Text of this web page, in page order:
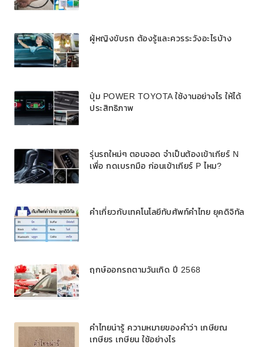
ผู้หญิงขับรถ ต้องรู้และควรระวังอะไรบ้าง
ปุ่ม POWER TOYOTA ใช้งานอย่างไร ให้ได้
ประสิทธิภาพ
รุ่นรถใหม่ๆ ตอนจอด จำเป็นต้องเข้าเกียร์ N
เพื่อ กดเบรกมือ ก่อนเข้าเกียร์ P ไหม?
คำเกี่ยวกับเทคโนโลยีทับศัพท์คำไทย ยุคดิจิทัล
ฤกษ์ออกรถตามวันเกิด ปี 2568
คำไทยน่ารู้ ความหมายของคำว่า เกษียณ
เกษียร เกษียน ใช้อย่างไร